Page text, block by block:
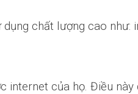
chất lượng cao như:
internet của họ. Điều này